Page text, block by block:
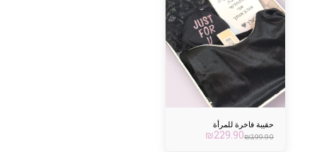
حقيبة فاخرة للمرأة
₪299.90
₪229.90